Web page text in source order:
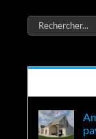
Rechercher: